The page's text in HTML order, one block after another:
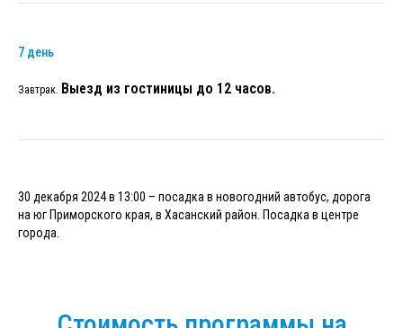
7 день
Завтрак. Выезд из гостиницы до 12 часов.
30 декабря 2024 в 13:00 – посадка в новогодний автобус, дорога
на юг Приморского края, в Хасанский район. Посадка в центре
города.